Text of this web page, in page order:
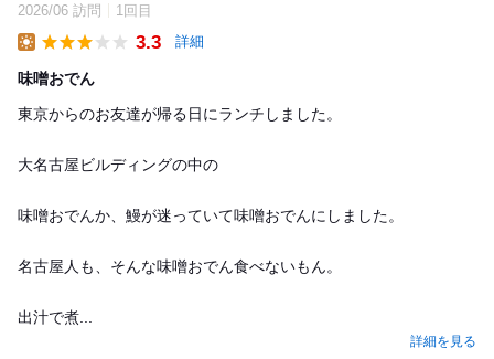
2026/06 訪問 1回目
3.3 詳細
味噌おでん
東京からのお友達が帰る日にランチしました。
大名古屋ビルディングの中の
味噌おでんか、鰻が迷っていて味噌おでんにしました。
名古屋人も、そんな味噌おでん食べないもん。
出汁で煮...
詳細を見る